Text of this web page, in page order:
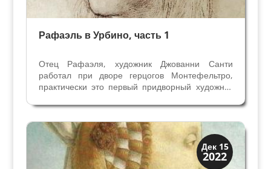
Рафаэль в Урбино, часть 1
Отец Рафаэля, художник Джованни Санти
работал при дворе герцогов Монтефельтро,
практически это первый придворный художник
ценили и уважали не только за алтарные
образы для церквей, но и за мастерство
портретной живописи. В...
Дек 15
2022
Висконти Сфорца
Династии